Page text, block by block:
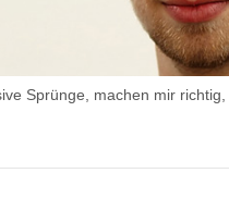
Sprünge, machen mir